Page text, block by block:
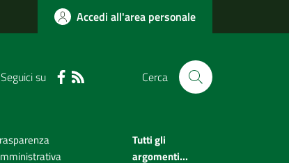
Accedi all'area personale
Seguici su Cerca
Tutti gli
argomenti...